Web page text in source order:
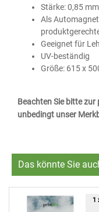
Stärke: 0,85 mm
Als
Geeignet für
UV-beständig
Größe: 615 x
Beachten Sie bitte
unbedingt unser
Das könnte Sie
1